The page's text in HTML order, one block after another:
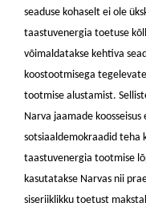
seaduse kohaselt ei ole
taastuvenergia toetuse
võimaldatakse kehtiva
koostootmisega
tootmise alustamist.
Narva jaamade koosseisus
sotsiaaldemokraadid teha
taastuvenergia tootmise
kasutatakse Narvas nii
siseriiklikku toetust